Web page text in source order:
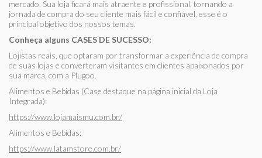
mercado. Sua loja ficará mais atraente e profissional, tornando a
jornada de compra do seu cliente mais fácil e confiável, esse é o
principal objetivo dos nossos temas.
Conheça alguns CASES DE SUCESSO:
Lojistas reais, que optaram por transformar a experiência de compra
de suas lojas e converteram visitantes em clientes apaixonados por
sua marca, com a Plugoo.
Alimentos e Bebidas (Case destaque na página inicial da Loja
Integrada):
https://www.lojamaismu.com.br/
Alimentos e Bebidas:
https://www.latamstore.com.br/